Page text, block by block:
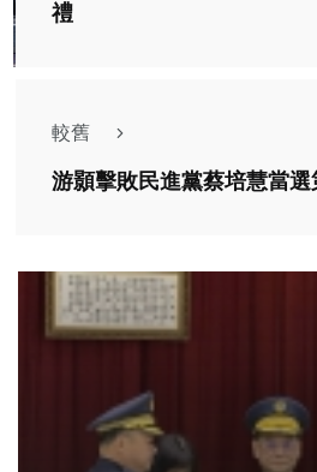
禮
較舊
游顥擊敗民進黨蔡培慧當